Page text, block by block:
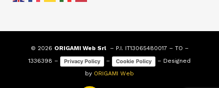
© 2026 ORIGAMI Web Srl– P.I. IT13065480017 – TO –
1336398 –
Privacy Policy – Cookie Policy
– Designed
by ORIGAMI Web